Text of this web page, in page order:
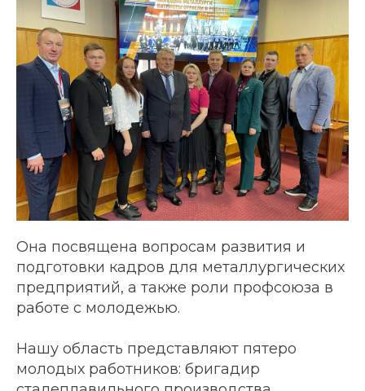
Она посвящена вопросам развития и
подготовки кадров для металлургических
предприятий, а также роли профсоюза в
работе с молодежью.
Нашу область представляют пятеро
молодых работников: бригадир